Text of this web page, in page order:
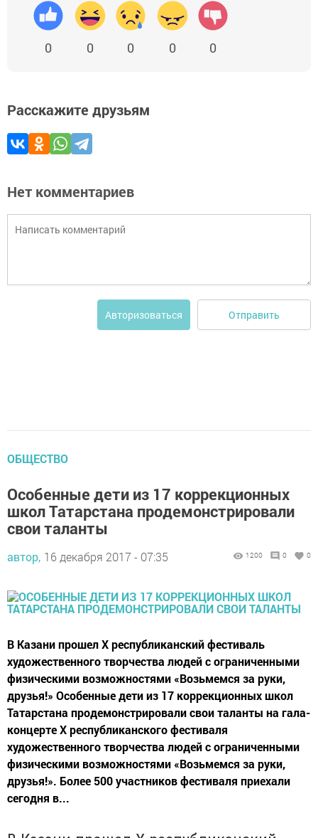
0 0 0 0 0
Расскажите друзьям
Нет комментариев
Авторизоваться Отправить
ОБЩЕСТВО
Особенные дети из 17 коррекционных
школ Татарстана продемонстрировали
свои таланты
автор, 16 декабря 2017 - 07:35 1200 0 0
В Казани прошел X республиканский фестиваль
художественного творчества людей с ограниченными
физическими возможностями «Возьмемся за руки,
друзья!» Особенные дети из 17 коррекционных школ
Татарстана продемонстрировали свои таланты на гала-
концерте X республиканского фестиваля
художественного творчества людей с ограниченными
физическими возможностями «Возьмемся за руки,
друзья!». Более 500 участников фестиваля приехали
сегодня в...